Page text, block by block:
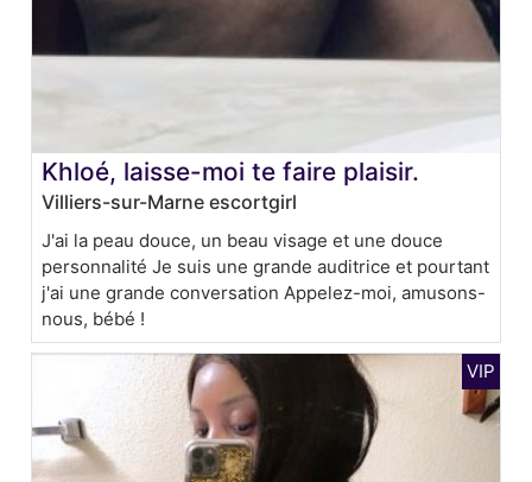
Khloé, laisse-moi te faire plaisir.
Villiers-sur-Marne escortgirl
J'ai la peau douce, un beau visage et une douce
personnalité Je suis une grande auditrice et pourtant
j'ai une grande conversation Appelez-moi, amusons-
nous, bébé !